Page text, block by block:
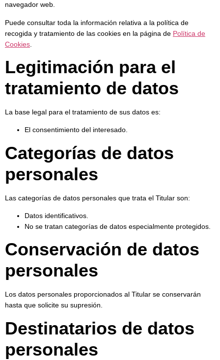
navegador web.
Puede consultar toda la información relativa a la política de
recogida y tratamiento de las cookies en la página de Política de
Cookies
Legitimación para el
tratamiento de datos
La base legal para el tratamiento de sus datos es:
El consentimiento del interesado.
Categorías de datos
personales
Las categorías de datos personales que trata el Titular son:
Datos identificativos.
No se tratan categorías de datos especialmente protegidos.
Conservación de datos
personales
Los datos personales proporcionados al Titular se conservarán
hasta que solicite su supresión.
Destinatarios de datos
personales